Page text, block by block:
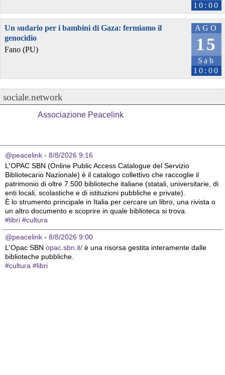
10:00
AGO
15
Sab
10:00
Un sudario per i bambini di Gaza: fermiamo il
genocidio
Fano (PU)
sociale.network
Associazione Peacelink
@peacelink - 8/8/2026 9:16
L'OPAC SBN (Online Public Access Catalogue del Servizio
Bibliotecario Nazionale) è il catalogo collettivo che raccoglie il
patrimonio di oltre 7.500 biblioteche italiane (statali, universitarie, di
enti locali, scolastiche e di istituzioni pubbliche e private).
È lo strumento principale in Italia per cercare un libro, una rivista o
un altro documento e scoprire in quale biblioteca si trova.
#libri #cultura
@peacelink - 8/8/2026 9:00
L'Opac SBN opac.sbn.it/ è una risorsa gestita interamente dalle
biblioteche pubbliche.
#cultura #libri